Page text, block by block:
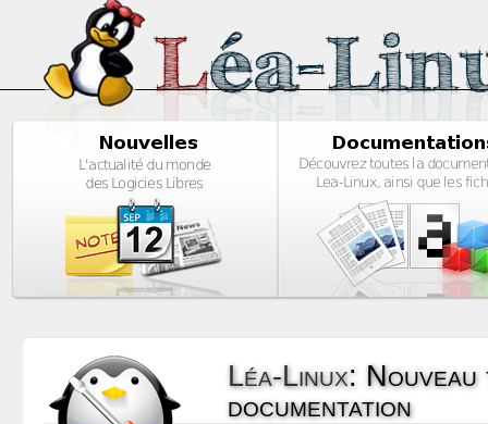
Léa-Linux:
documentation